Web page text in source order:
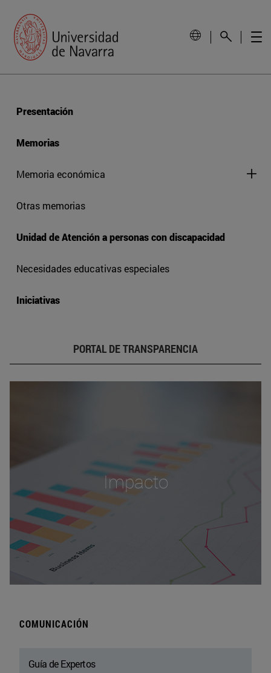
Presentación
Memorias
Memoria económica
Otras memorias
Unidad de Atención a personas con discapacidad
Necesidades educativas especiales
Iniciativas
PORTAL DE TRANSPARENCIA
Impacto
COMUNICACIÓN
Guía de Expertos